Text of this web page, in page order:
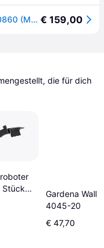
Worx, Zubehör Gartenmaschinen, WA0860 (Mähroboter) € 159,00
die für dich
Stück
Gardena Wall
4045-20
€ 47,70